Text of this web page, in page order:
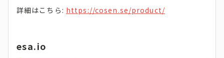
詳細はこちら: https://cosen.se/product/
esa.io